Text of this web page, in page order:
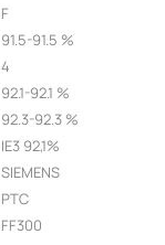
F
91.5-91.5 %
4
92.1-92.1 %
92.3-92.3 %
IE3 92,1%
SIEMENS
PTC
FF300